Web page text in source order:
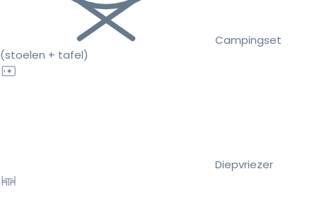
Campingset
(stoelen + tafel)
Diepvriezer